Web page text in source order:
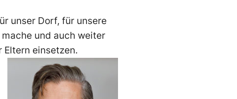
unser Dorf, für unsere
und auch weiter
Eltern einsetzen.